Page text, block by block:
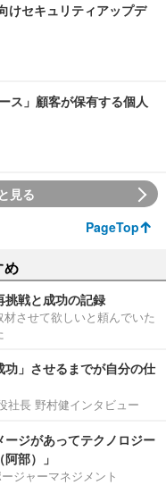
けセキュリティアップデ
ス」顧客が保有する個人
見る
PageTop
め
挑戦と成功の記録
させて欲しいと頼んでいた
功」させるまでが自分の仕
社長 野村健インタビュー
ージがあってテクノロジー
部）」
ジャーマネジメント